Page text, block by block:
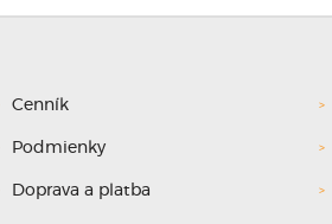
Cenník
Podmienky
Doprava a platba